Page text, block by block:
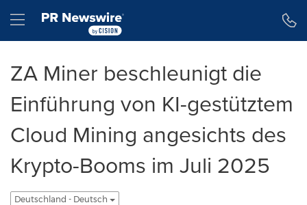
Hamburger menu
ZA Miner beschleunigt die
Einführung von KI-gestütztem
Cloud Mining angesichts des
Krypto-Booms im Juli 2025
Deutschland - Deutsch